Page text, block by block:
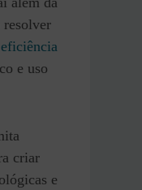
resolver
eficiência
e uso
criar
e